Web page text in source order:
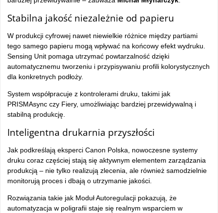
Stabilna jakość niezależnie od papieru
W produkcji cyfrowej nawet niewielkie różnice między partiami
tego samego papieru mogą wpływać na końcowy efekt wydruku.
Sensing Unit pomaga utrzymać powtarzalność dzięki
automatycznemu tworzeniu i przypisywaniu profili kolorystycznych
dla konkretnych podłoży.
System współpracuje z kontrolerami druku, takimi jak
PRISMAsync czy Fiery, umożliwiając bardziej przewidywalną i
stabilną produkcję.
Inteligentna drukarnia przyszłości
Jak podkreślają eksperci Canon Polska, nowoczesne systemy
druku coraz częściej stają się aktywnym elementem zarządzania
produkcją – nie tylko realizują zlecenia, ale również samodzielnie
monitorują proces i dbają o utrzymanie jakości.
Rozwiązania takie jak Moduł Autoregulacji pokazują, że
automatyzacja w poligrafii staje się realnym wsparciem w